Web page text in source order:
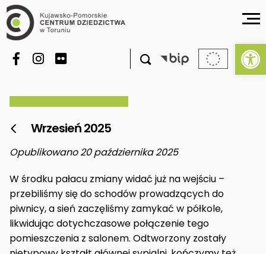

 Wrzesień 2025
Opublikowano 20 października 2025
W środku pałacu zmiany widać już na wejściu –
przebiliśmy się do schodów prowadzących do
piwnicy, a sień zaczęliśmy zamykać w półkole,
likwidując dotychczasowe połączenie tego
pomieszczenia z salonem. Odtworzony zostały